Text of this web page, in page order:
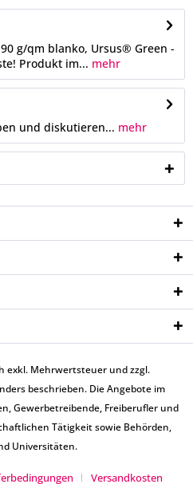
g/qm blanko, Ursus® Green -
Produkt im... mehr
und diskutieren... mehr
exkl. Mehrwertsteuer und zzgl.
beschrieben. Die Angebote im
Gewerbetreibende, Freiberufler und
Tätigkeit sowie Behörden,
Universitäten.
Versandkosten